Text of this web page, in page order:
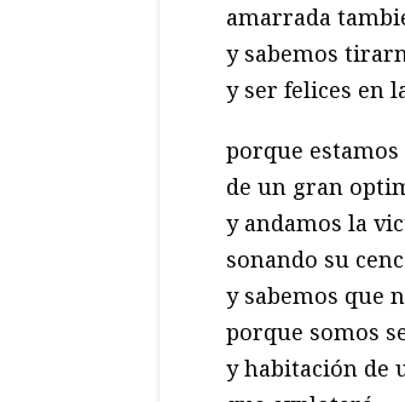
amarrada
y sabemos
y ser felices en
porque
de un gran
y andamos la
sonando su
y sabemos que
porque somos
y habitación de